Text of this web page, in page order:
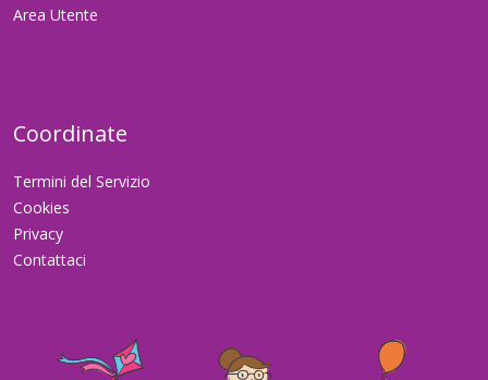
Area Utente
Coordinate
Termini del Servizio
Cookies
Privacy
Contattaci